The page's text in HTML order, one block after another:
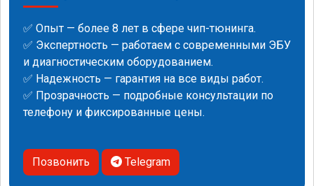
✅ Опыт — более 8 лет в сфере чип-тюнинга.
✅ Экспертность — работаем с современными ЭБУ
и диагностическим оборудованием.
✅ Надежность — гарантия на все виды работ.
✅ Прозрачность — подробные консультации по
телефону и фиксированные цены.
Позвонить Telegram